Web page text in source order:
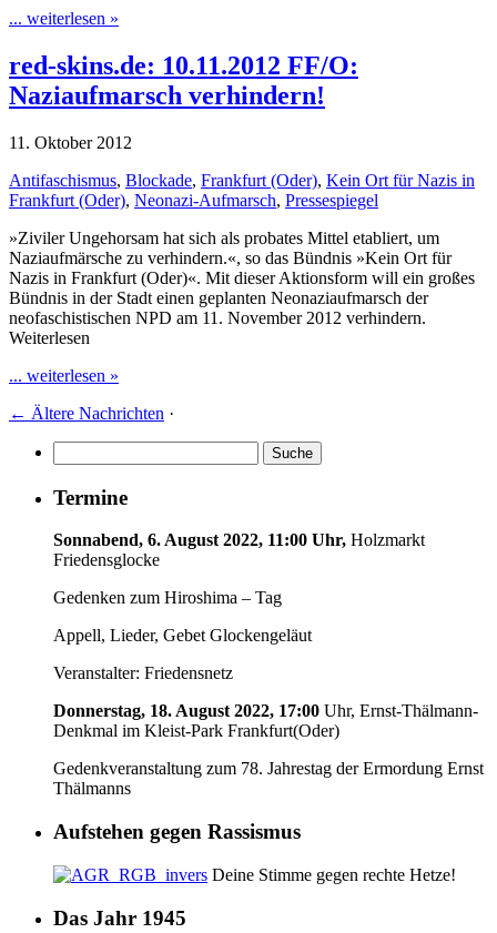
... weiterlesen »
red-skins.de: 10.11.2012 FF/O:
Naziaufmarsch verhindern!
11. Oktober 2012
Antifaschismus, Blockade, Frankfurt (Oder), Kein Ort für Nazis in
Frankfurt (Oder), Neonazi-Aufmarsch, Pressespiegel
»Ziviler Ungehorsam hat sich als probates Mittel etabliert, um
Naziaufmärsche zu verhindern.«, so das Bündnis »Kein Ort für
Nazis in Frankfurt (Oder)«. Mit dieser Aktionsform will ein großes
Bündnis in der Stadt einen geplanten Neonaziaufmarsch der
neofaschistischen NPD am 11. November 2012 verhindern.
Weiterlesen
... weiterlesen »
← Ältere Nachrichten ·
Termine
Sonnabend, 6. August 2022, 11:00 Uhr, Holzmarkt
Friedensglocke
Gedenken zum Hiroshima – Tag
Appell, Lieder, Gebet Glockengeläut
Veranstalter: Friedensnetz
Donnerstag, 18. August 2022, 17:00 Uhr, Ernst-Thälmann-
Denkmal im Kleist-Park Frankfurt(Oder)
Gedenkveranstaltung zum 78. Jahrestag der Ermordung Ernst
Thälmanns
Aufstehen gegen Rassismus
Deine Stimme gegen rechte Hetze!
Das Jahr 1945